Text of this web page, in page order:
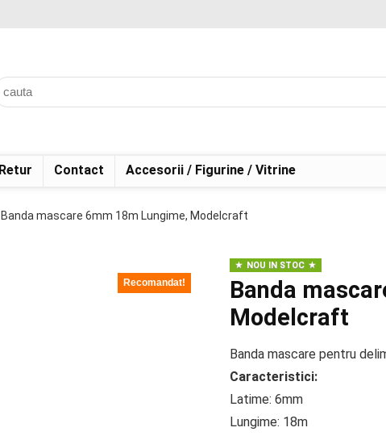
Retur Contact Accesorii / Figurine / Vitrine
Banda mascare 6mm 18m Lungime, Modelcraft
Recomandat!
NOU IN STOC
Banda
Modelcraft
Banda mascare pentru
Caracteristici:
Latime: 6mm
Lungime: 18m